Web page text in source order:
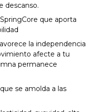
descanso.
que aporta
la independencia
afecte a tu
permanece
se amolda a las